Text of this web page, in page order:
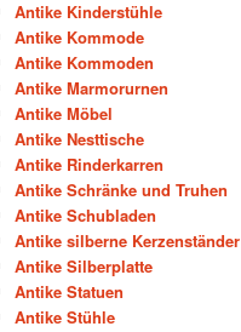
Antike Kinderstühle
Antike Kommode
Antike Kommoden
Antike Marmorurnen
Antike Möbel
Antike Nesttische
Antike Rinderkarren
Antike Schränke und Truhen
Antike Schubladen
Antike silberne Kerzenständer
Antike Silberplatte
Antike Statuen
Antike Stühle